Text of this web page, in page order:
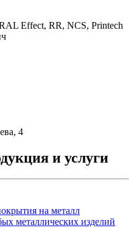
Effect, RR, NCS, Printech
4
и услуги
на металл
металлических изделий